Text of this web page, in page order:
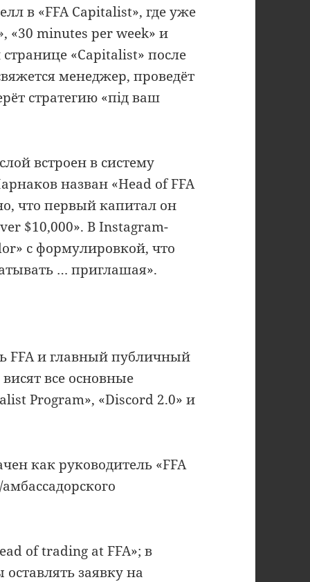
в «FFA Capitalist», где уже
«30 minutes per week» и
«Capitalist» после
менеджер, проведёт
стратегию «під ваш
встроен в систему
назван «Head of FFA
что первый капитал он
$10,000». В Instagram-
с формулировкой, что
… приглашая».
FFA и главный публичный
все основные
Program», «Discord 2.0» и
как руководитель «FFA
of trading at FFA»; в
заявку на